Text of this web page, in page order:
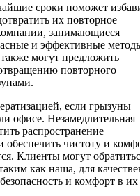
сроки поможет
их повторное
занимающиеся
и эффективные
могут предложить
повторного
если грызуны
офисе. Незамедлительная
распространение
чистоту и
Клиенты могут
как наша, для
и комфорт в